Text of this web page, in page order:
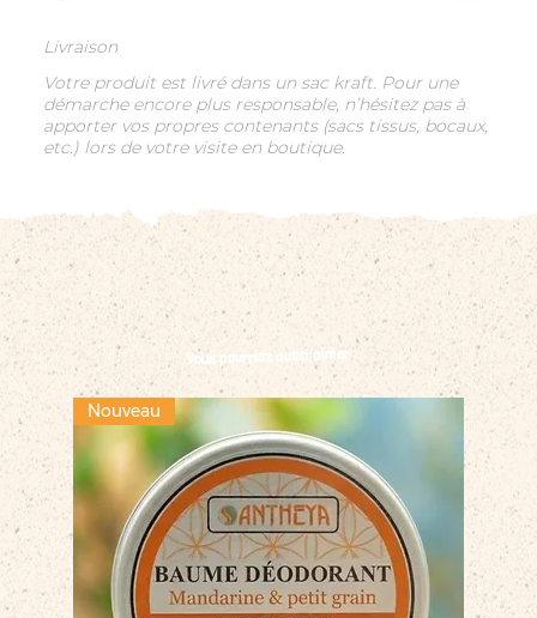
Livraison
Votre produit est livré dans un sac kraft. Pour une
démarche encore plus responsable, n’hésitez pas à
apporter vos propres contenants (sacs tissus, bocaux,
etc.) lors de votre visite en boutique.
Vous pourriez aussi aimer
Nouveau